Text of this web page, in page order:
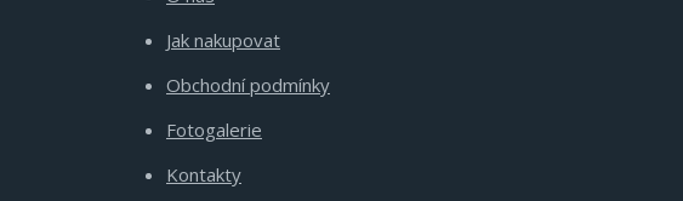
Jak nakupovat
Obchodní podmínky
Fotogalerie
Kontakty